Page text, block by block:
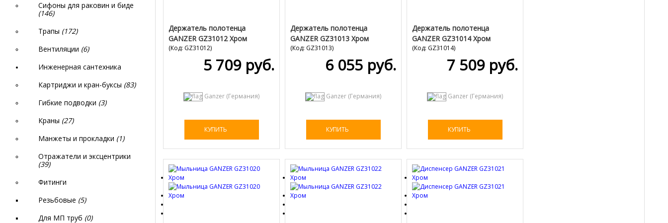
Держатель полотенца
GANZER GZ31012 Хром
(Код: GZ31012)
5 709 руб.
Ganzer (Германия)
КУПИТЬ
Держатель полотенца
GANZER GZ31013 Хром
(Код: GZ31013)
6 055 руб.
Ganzer (Германия)
КУПИТЬ
Держатель полотенца
GANZER GZ31014 Хром
(Код: GZ31014)
7 509 руб.
Ganzer (Германия)
КУПИТЬ
Сифоны для раковин и биде
(146)
Трапы (172)
Вентиляции (6)
Инженерная сантехника
Картриджи и кран-буксы (83)
Гибкие подводки (3)
Краны (27)
Манжеты и прокладки (1)
Отражатели и эксцентрики
(39)
Фитинги
Резьбовые (5)
Для МП труб (0)